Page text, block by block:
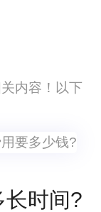
内容！以下
长时间?